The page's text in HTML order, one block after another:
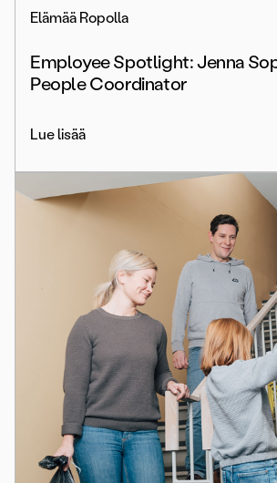
Elämää Ropolla
Employee Spotlight: Jenna
People Coordinator
Lue lisää